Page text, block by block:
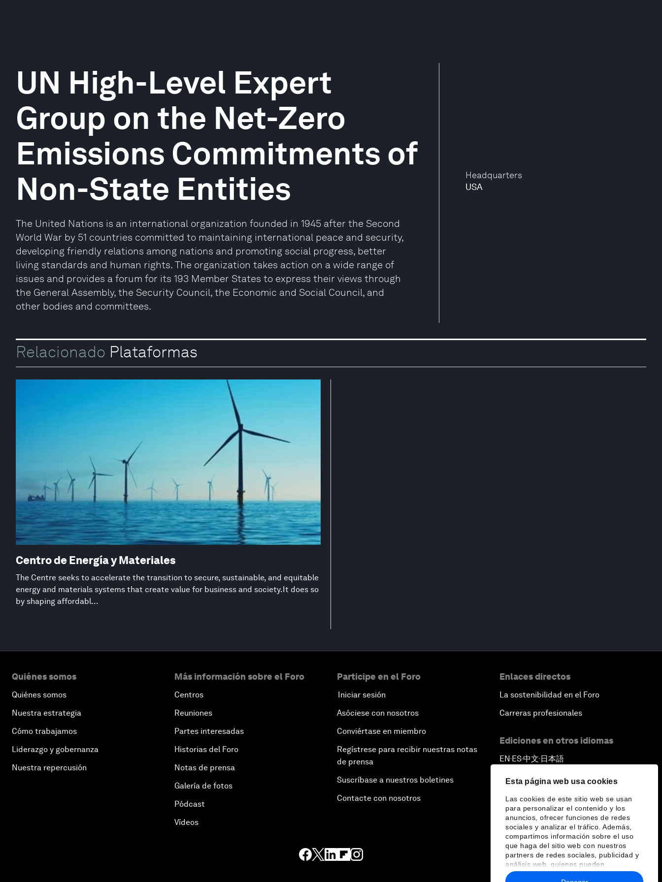
Esta página web usa cookies
Las cookies de este sitio web se usan
para personalizar el contenido y los
anuncios, ofrecer funciones de redes
sociales y analizar el tráfico. Además,
compartimos información sobre el uso
que haga del sitio web con nuestros
partners de redes sociales, publicidad y
análisis web, quienes pueden
combinarla con otra información que les
Headquarters
USA
UN High-Level Expert
Group on the Net-Zero
Emissions Commitments of
Non-State Entities
The United Nations is an international organization founded in 1945 after the Second
World War by 51 countries committed to maintaining international peace and security,
developing friendly relations among nations and promoting social progress, better
living standards and human rights. The organization takes action on a wide range of
issues and provides a forum for its 193 Member States to express their views through
the General Assembly, the Security Council, the Economic and Social Council, and
other bodies and committees.
Relacionado Plataformas
Centro de Energía y Materiales
The Centre seeks to accelerate the transition to secure, sustainable, and equitable
energy and materials systems that create value for business and society.It does so
by shaping affordabl...
Quiénes somos
Quiénes somos
Nuestra estrategia
Cómo trabajamos
Liderazgo y gobernanza
Nuestra repercusión
Más información sobre el Foro
Centros
Reuniones
Partes interesadas
Historias del Foro
Notas de prensa
Galería de fotos
Pódcast
Vídeos
Participe en el Foro
Iniciar sesión
Asóciese con nosotros
Conviértase en miembro
Regístrese para recibir nuestras notas
de prensa
Suscríbase a nuestros boletines
Contacte con nosotros
Enlaces directos
La sostenibilidad en el Foro
Carreras profesionales
Ediciones en otros idiomas
EN ▪ES▪中文▪ 日本語